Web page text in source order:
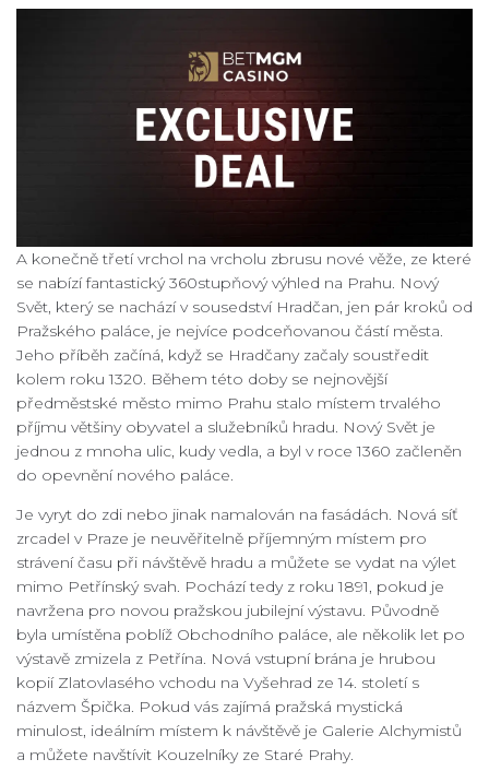
A konečně třetí vrchol na vrcholu zbrusu nové věže, ze které
se nabízí fantastický 360stupňový výhled na Prahu. Nový
Svět, který se nachází v sousedství Hradčan, jen pár kroků od
Pražského paláce, je nejvíce podceňovanou částí města.
Jeho příběh začíná, když se Hradčany začaly soustředit
kolem roku 1320. Během této doby se nejnovější
předměstské město mimo Prahu stalo místem trvalého
příjmu většiny obyvatel a služebníků hradu. Nový Svět je
jednou z mnoha ulic, kudy vedla, a byl v roce 1360 začleněn
do opevnění nového paláce.
Je vyryt do zdi nebo jinak namalován na fasádách. Nová síť
zrcadel v Praze je neuvěřitelně příjemným místem pro
strávení času při návštěvě hradu a můžete se vydat na výlet
mimo Petřínský svah. Pochází tedy z roku 1891, pokud je
navržena pro novou pražskou jubilejní výstavu. Původně
byla umístěna poblíž Obchodního paláce, ale několik let po
výstavě zmizela z Petřína. Nová vstupní brána je hrubou
kopií Zlatovlasého vchodu na Vyšehrad ze 14. století s
názvem Špička. Pokud vás zajímá pražská mystická
minulost, ideálním místem k návštěvě je Galerie Alchymistů
a můžete navštívit Kouzelníky ze Staré Prahy.